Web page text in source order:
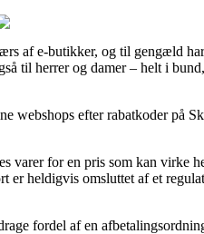
af e-butikker, og til gengæld
til herrer og damer – helt i
webshops efter rabatkoder på
for en pris som kan virke
er heldigvis omsluttet af et
fordel af en